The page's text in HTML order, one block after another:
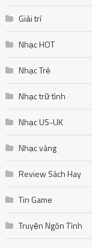
Giải trí
Nhạc HOT
Nhạc Trẻ
Nhạc trữ tình
Nhạc US-UK
Nhạc vàng
Review Sách Hay
Tin Game
Truyện Ngôn Tình